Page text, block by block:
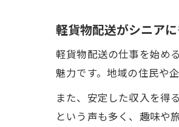
軽貨物配送がシニア
軽貨物配送の仕事を始め
魅力です。地域の住民や
また、安定した収入を得
という声も多く、趣味や